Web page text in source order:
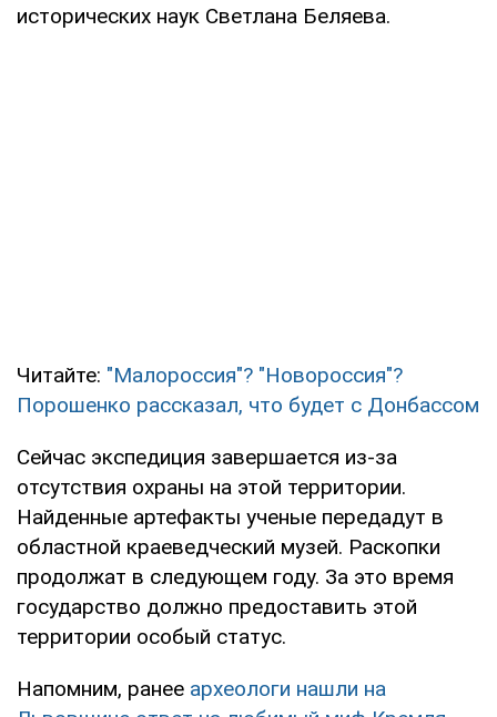
исторических наук Светлана Беляева.
Читайте: "Малороссия"? "Новороссия"?
Порошенко рассказал, что будет с Донбассом
Сейчас экспедиция завершается из-за
отсутствия охраны на этой территории.
Найденные артефакты ученые передадут в
областной краеведческий музей. Раскопки
продолжат в следующем году. За это время
государство должно предоставить этой
территории особый статус.
Напомним, ранее археологи нашли на